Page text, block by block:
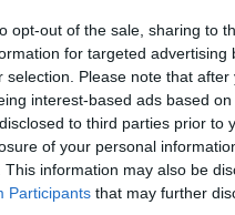
opt-out of the sale, sharing to
for targeted
selection. Please note that
interest-based ads based
to third parties prior to
of your personal
This information may also be
Participants that may further
30/4/2024 είχαμε 3.107
997. Το 2023
2.899
τις 31/10/2023 είχαμε